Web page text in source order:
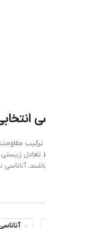
انتخابی
ترکیب مقاومت، زیبایی و
تعادل زیستی کمک می‌کند،
آناناسی نماد این تعادل
گیاه